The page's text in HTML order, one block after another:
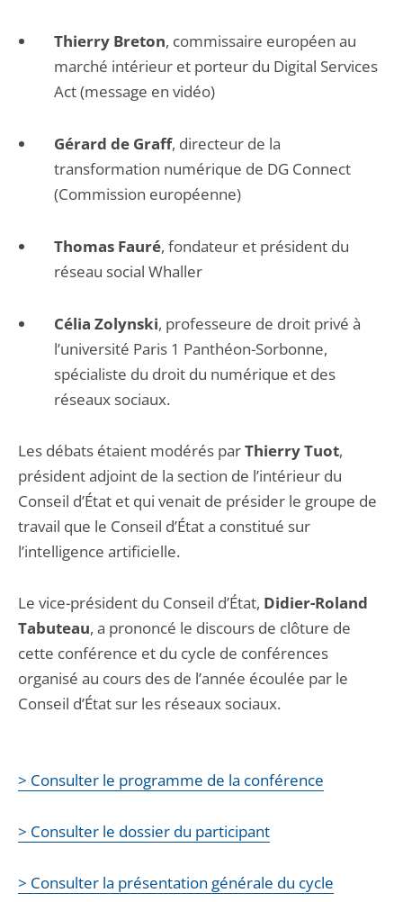
Thierry Breton, commissaire européen au
marché intérieur et porteur du Digital Services
Act (message en vidéo)
Gérard de Graff, directeur de la
transformation numérique de DG Connect
(Commission européenne)
Thomas Fauré, fondateur et président du
réseau social Whaller
Célia Zolynski, professeure de droit privé à
l’université Paris 1 Panthéon-Sorbonne,
spécialiste du droit du numérique et des
réseaux sociaux.
Les débats étaient modérés parThierry Tuot,
président adjoint de la section de l’intérieur du
Conseil d’État et qui venait de présider le groupe de
travail que le Conseil d’État a constitué sur
l’intelligence artificielle.
Le vice-président du Conseil d’État, Didier-Roland
Tabuteau, a prononcé le discours de clôture de
cette conférence et du cycle de conférences
organisé au cours des de l’année écoulée par le
Conseil d’État sur les réseaux sociaux.
> Consulter le programme de la conférence
> Consulter le dossier du participant
> Consulter la présentation générale du cycle